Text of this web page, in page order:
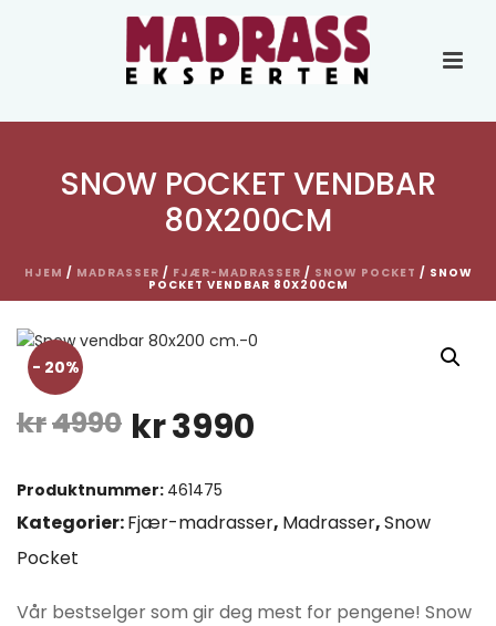
SNOW POCKET VENDBAR
80X200CM
HJEM / MADRASSER / FJÆR-MADRASSER / SNOW POCKET / SNOW
POCKET VENDBAR 80X200CM
- 20%
kr4990 Opprinnelig
pris
var:
kr3990
er:
Produktnummer: 461475
Kategorier:Fjær-madrasser, Madrasser,Snow
Pocket
Vår bestselger som gir deg mest for pengene! Snow